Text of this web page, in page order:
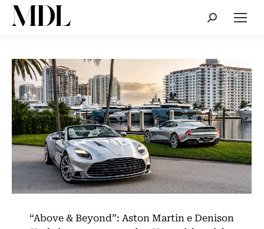
Cerca:
“Above & Beyond”: Aston Martin e Denison